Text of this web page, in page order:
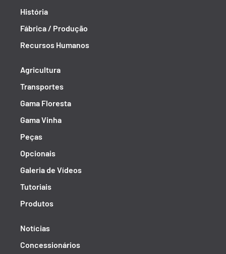
História
Fábrica / Produção
Recursos Humanos
Agricultura
Transportes
Gama Floresta
Gama Vinha
Peças
Opcionais
Galeria de Vídeos
Tutoriais
Produtos
Notícias
Concessionários